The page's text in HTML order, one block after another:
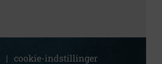
| cookie-indstillinger